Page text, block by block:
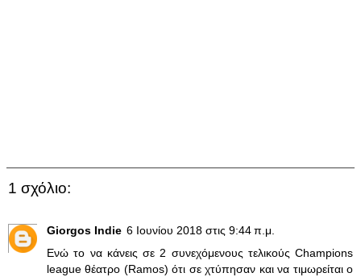
1 σχόλιο:
Giorgos Indie 6 Ιουνίου 2018 στις 9:44 π.μ.
Ενώ το να κάνεις σε 2 συνεχόμενους τελικούς Champions
league θέατρο (Ramos) ότι σε χτύπησαν και να τιμωρείται ο